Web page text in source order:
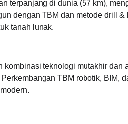
terpanjang di dunia (57 km),
dengan TBM dan metode drill &
tanah lunak.
kombinasi teknologi mutakhir dan
TBM robotik, BIM,